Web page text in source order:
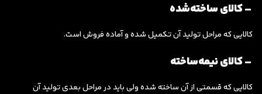
– کالای ساخته‌شده
کالایی که مراحل تولید آن تکمیل شده و آماده فروش است.
– کالای نیمه‌ساخته
کالایی که قسمتی از آن ساخته شده ولی باید در مراحل بعدی تولید آن